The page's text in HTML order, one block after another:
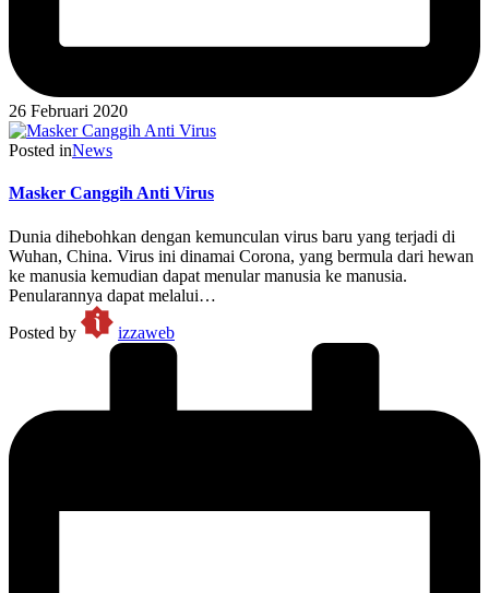
26 Februari 2020
Posted inNews
Masker Canggih Anti Virus
Dunia dihebohkan dengan kemunculan virus baru yang terjadi di
Wuhan, China. Virus ini dinamai Corona, yang bermula dari hewan
ke manusia kemudian dapat menular manusia ke manusia.
Penularannya dapat melalui…
Posted by
izzaweb